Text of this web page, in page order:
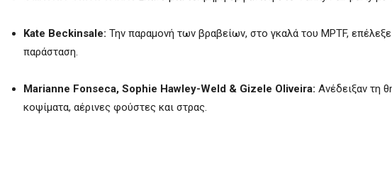
Kate Beckinsale: Την παραμονή των βραβείων, στο γκαλά του MPTF,
παράσταση.
Marianne Fonseca, Sophie Hawley-Weld & Gizele Oliveira: Ανέδειξαν τη
κοψίματα, αέρινες φούστες και στρας.